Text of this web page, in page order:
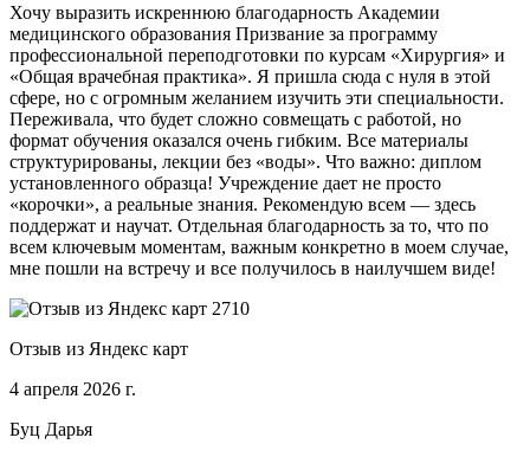
Хочу выразить искреннюю благодарность Академии
медицинского образования Призвание за программу
профессиональной переподготовки по курсам «Хирургия» и
«Общая врачебная практика». Я пришла сюда с нуля в этой
сфере, но с огромным желанием изучить эти специальности.
Переживала, что будет сложно совмещать с работой, но
формат обучения оказался очень гибким. Все материалы
структурированы, лекции без «воды». Что важно: диплом
установленного образца! Учреждение дает не просто
«корочки», а реальные знания. Рекомендую всем — здесь
поддержат и научат. Отдельная благодарность за то, что по
всем ключевым моментам, важным конкретно в моем случае,
мне пошли на встречу и все получилось в наилучшем виде!
Отзыв из Яндекс карт
4 апреля 2026 г.
Буц Дарья